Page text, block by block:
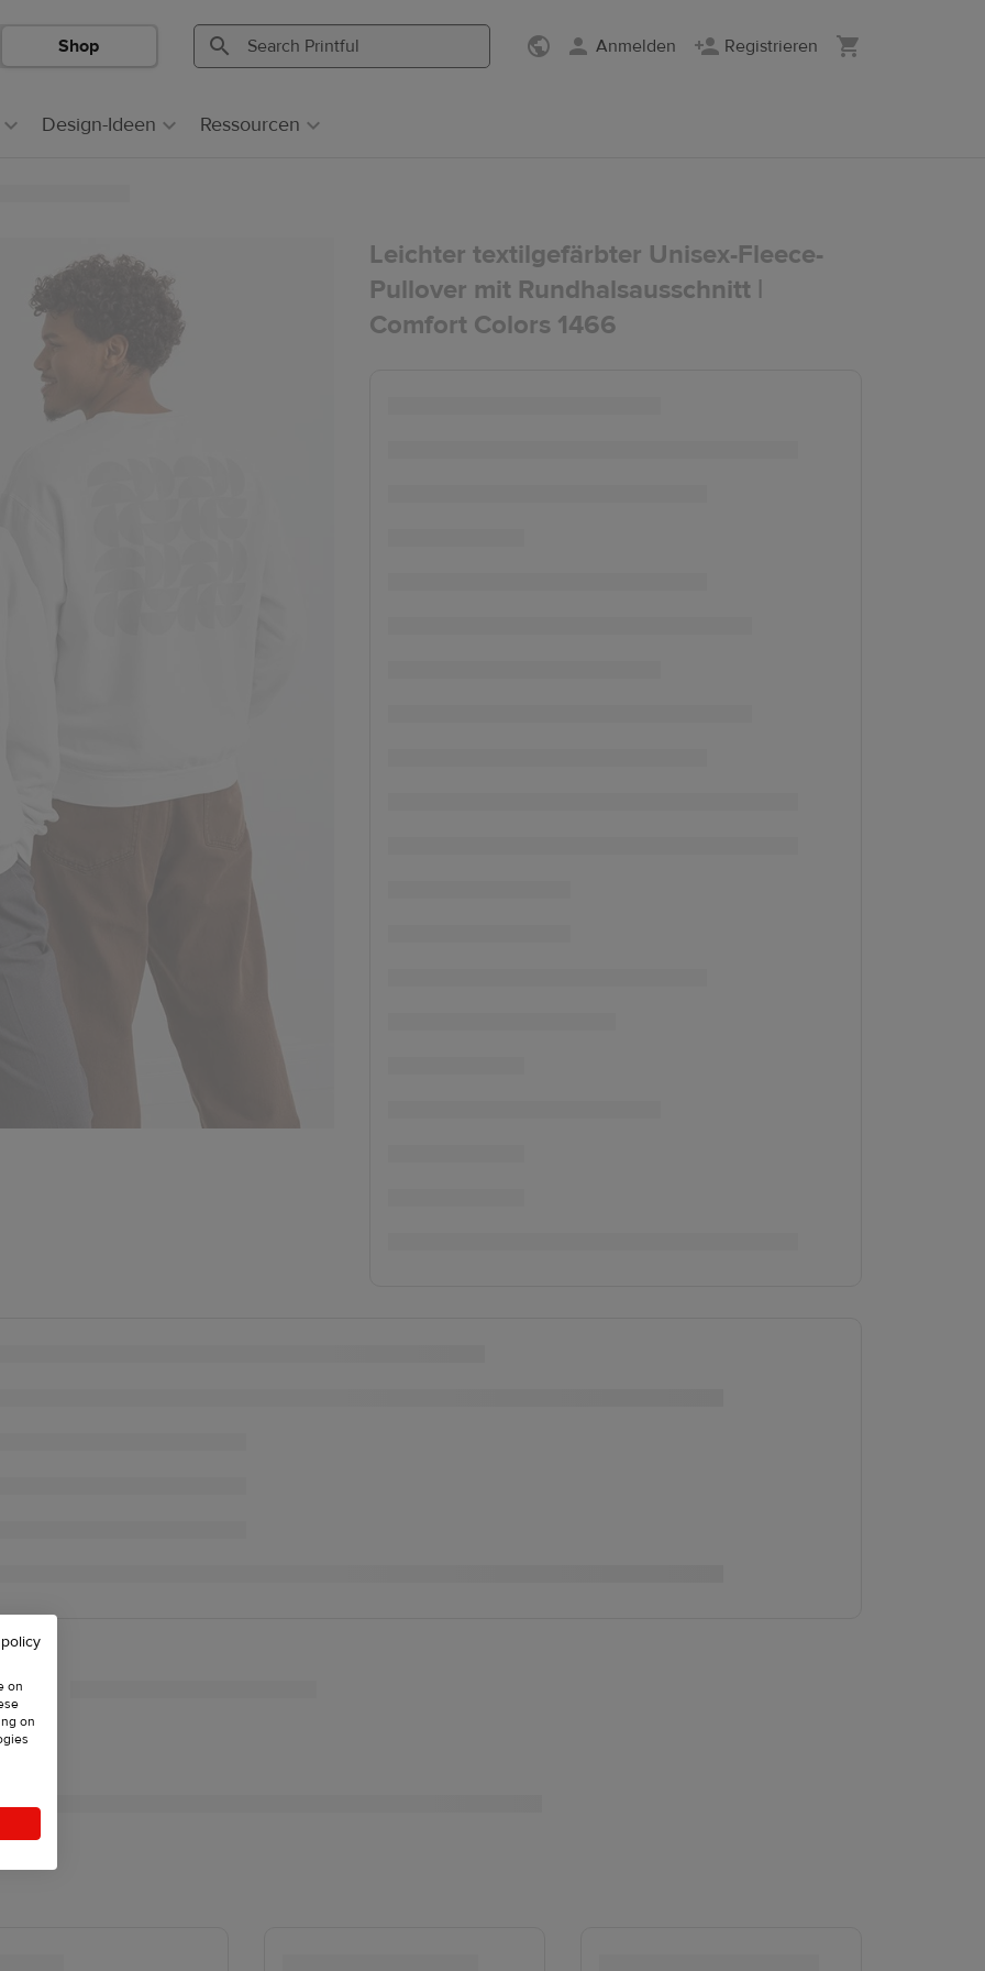
Shop Anmelden Registrieren
Design-Ideen Ressourcen
Leichter textilgefärbter Unisex-Fleece-
Pullover mit Rundhalsausschnitt |
Comfort Colors 1466
on
on